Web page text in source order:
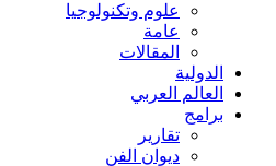
علوم وتكنولوجيا
عامة
المقالات
الدولية
العالم العربي
برامج
تقارير
ديوان الفن